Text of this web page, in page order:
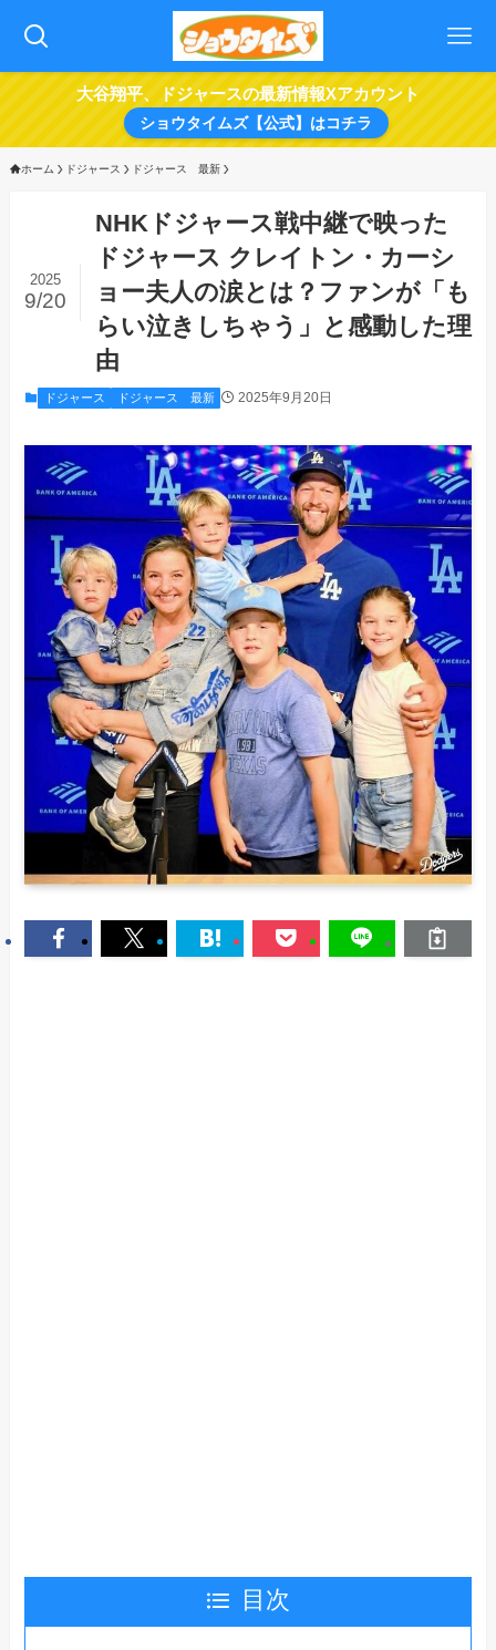
大谷翔平、ドジャースの最新情報Xアカウント
ショウタイムズ【公式】はコチラ
ホーム ドジャース ドジャース 最新
NHKドジャース戦中継で映った
ドジャース クレイトン・カーシ
ョー夫人の涙とは？ファンが「も
らい泣きしちゃう」と感動した理
由
2025
9/20
ドジャース ドジャース 最新 2025年9月20日
目次